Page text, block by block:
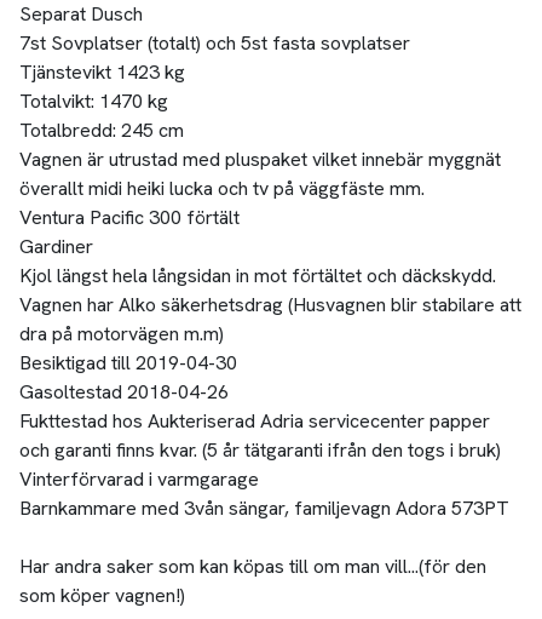
Separat Dusch
7st Sovplatser (totalt) och 5st fasta sovplatser
Tjänstevikt 1423 kg
Totalvikt: 1470 kg
Totalbredd: 245 cm
Vagnen är utrustad med pluspaket vilket innebär myggnät
överallt midi heiki lucka och tv på väggfäste mm.
Ventura Pacific 300 förtält
Gardiner
Kjol längst hela långsidan in mot förtältet och däckskydd.
Vagnen har Alko säkerhetsdrag (Husvagnen blir stabilare att
dra på motorvägen m.m)
Besiktigad till 2019-04-30
Gasoltestad 2018-04-26
Fukttestad hos Aukteriserad Adria servicecenter papper
och garanti finns kvar. (5 år tätgaranti ifrån den togs i bruk)
Vinterförvarad i varmgarage
Barnkammare med 3vån sängar, familjevagn Adora 573PT
Har andra saker som kan köpas till om man vill...(för den
som köper vagnen!)